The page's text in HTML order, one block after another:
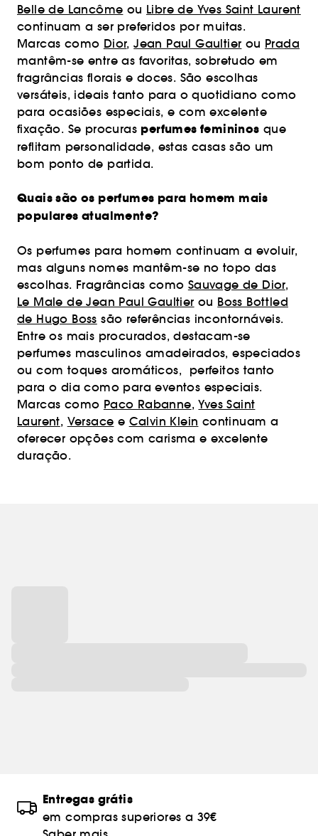
Belle de Lancôme ou Libre de Yves Saint Laurent
continuam a ser preferidos por muitas.
Marcas como Dior,Jean Paul Gaultier ou Prada
mantêm-se entre as favoritas, sobretudo em
fragrâncias florais e doces. São escolhas
versáteis, ideais tanto para o quotidiano como
para ocasiões especiais, e com excelente
fixação. Se procuras perfumes femininos que
reflitam personalidade, estas casas são um
bom ponto de partida.
Quais são os perfumes para homem mais
populares atualmente?
Os perfumes para homem continuam a evoluir,
mas alguns nomes mantêm-se no topo das
escolhas. Fragrâncias como Sauvage de Dior,
Le Male de Jean Paul Gaultier ou Boss Bottled
de Hugo Boss são referências incontornáveis.
Entre os mais procurados, destacam-se
perfumes masculinos amadeirados, especiados
ou com toques aromáticos, perfeitos tanto
para o dia como para eventos especiais.
Marcas como Paco Rabanne,Yves Saint
Laurent, Versace e Calvin Klein continuam a
oferecer opções com carisma e excelente
duração.
Entregas grátis
em compras superiores a 39€